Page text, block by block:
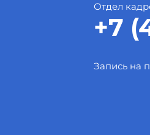
Отдел
+7
Запись на